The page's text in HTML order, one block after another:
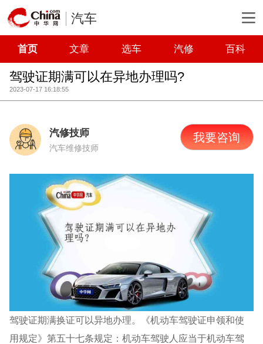
汽车
首页 文章 选车 汽修 百科
驾驶证期满可以在异地办理吗?
2023-07-17 16:18:55
汽修技师
汽车维修技师
我要咨询
驾驶证期满换证可以异地办理。《机动车驾驶证申领和使
用规定》第五十七条规定：机动车驾驶人应当于机动车驾